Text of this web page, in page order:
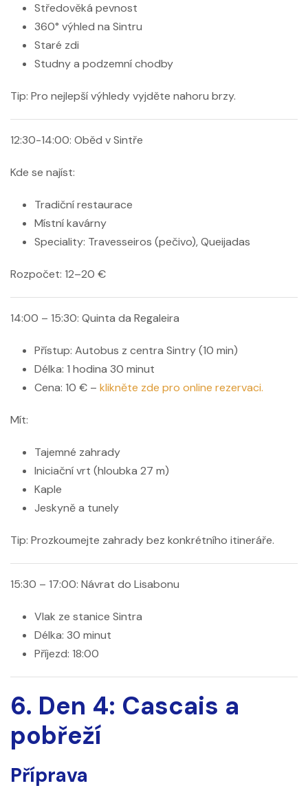
Středověká pevnost
360° výhled na Sintru
Staré zdi
Studny a podzemní chodby
Tip: Pro nejlepší výhledy vyjděte nahoru brzy.
12:30-14:00: Oběd v Sintře
Kde se najíst:
Tradiční restaurace
Místní kavárny
Speciality: Travesseiros (pečivo), Queijadas
Rozpočet: 12–20 €
14:00 – 15:30: Quinta da Regaleira
Přístup: Autobus z centra Sintry (10 min)
Délka: 1 hodina 30 minut
Cena: 10 € – klikněte zde pro online rezervaci.
Mít:
Tajemné zahrady
Iniciační vrt (hloubka 27 m)
Kaple
Jeskyně a tunely
Tip: Prozkoumejte zahrady bez konkrétního itineráře.
15:30 – 17:00: Návrat do Lisabonu
Vlak ze stanice Sintra
Délka: 30 minut
Příjezd: 18:00
6. Den 4: Cascais a
pobřeží
Příprava